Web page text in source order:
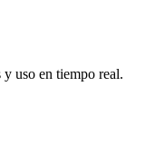
uso en tiempo real.